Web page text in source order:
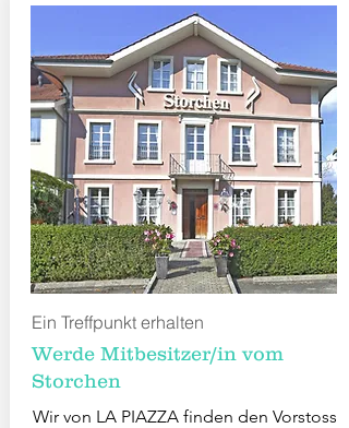
Ein Treffpunkt erhalten
Werde Mitbesitzer/in vom
Storchen
Wir von LA PIAZZA finden den Vorstoss